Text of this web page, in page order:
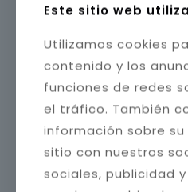
Este sitio web
Utilizamos cookies
contenido y los
funciones de redes
el tráfico. También
información sobre
sitio con nuestros
sociales, publicidad